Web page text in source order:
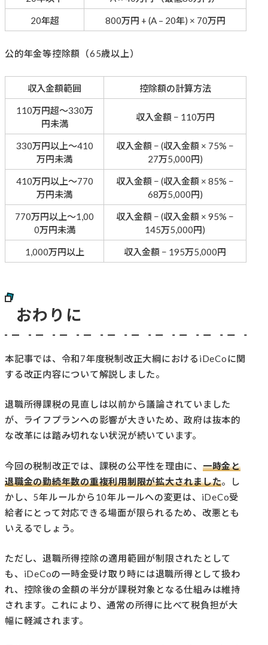
20年超 800万円 + (A – 20年) × 70万円
公的年金等控除額（65歳以上）
収入金額範囲 控除額の計算方法
110万円超～330万
円未満
収入金額 − 110万円
330万円以上～410
万円未満
収入金額 − (収入金額 × 75% −
27万5,000円)
410万円以上～770
万円未満
収入金額 − (収入金額 × 85% −
68万5,000円)
770万円以上～1,00
0万円未満
収入金額 − (収入金額 × 95% −
145万5,000円)
1,000万円以上 収入金額 − 195万5,000円
おわりに
本記事では、令和7年度税制改正大綱におけるiDeCoに関
する改正内容について解説しました。
退職所得課税の見直しは以前から議論されていました
が、ライフプランへの影響が大きいため、政府は抜本的
な改革には踏み切れない状況が続いています。
今回の税制改正では、課税の公平性を理由に、 一時金と
退職金の勤続年数の重複利用制限が拡大されました。し
かし、5年ルールから10年ルールへの変更は、iDeCo受
給者にとって対応できる場面が限られるため、改悪とも
いえるでしょう。
ただし、退職所得控除の適用範囲が制限されたとして
も、iDeCoの一時金受け取り時には退職所得として扱わ
れ、控除後の金額の半分が課税対象となる仕組みは維持
されます。これにより、通常の所得に比べて税負担が大
幅に軽減されます。